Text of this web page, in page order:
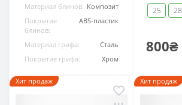
Материал блинов: Композит
Покрытие
блинов:
ABS-пластик
Материал грифа:
Сталь
Покрытие грифа:
Хром
25 28
800₴
Хит продаж Хит продаж